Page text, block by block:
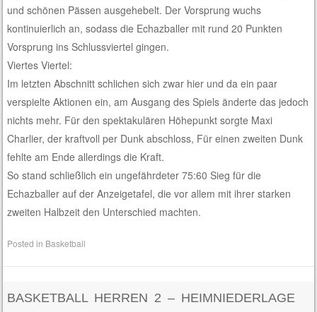
und schönen Pässen ausgehebelt. Der Vorsprung wuchs
kontinuierlich an, sodass die Echazballer mit rund 20 Punkten
Vorsprung ins Schlussviertel gingen.
Viertes Viertel:
Im letzten Abschnitt schlichen sich zwar hier und da ein paar
verspielte Aktionen ein, am Ausgang des Spiels änderte das jedoch
nichts mehr. Für den spektakulären Höhepunkt sorgte Maxi
Charlier, der kraftvoll per Dunk abschloss, Für einen zweiten Dunk
fehlte am Ende allerdings die Kraft.
So stand schließlich ein ungefährdeter 75:60 Sieg für die
Echazballer auf der Anzeigetafel, die vor allem mit ihrer starken
zweiten Halbzeit den Unterschied machten.
Posted in Basketball
BASKETBALL HERREN 2 – HEIMNIEDERLAGE